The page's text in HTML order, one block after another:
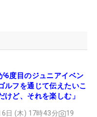
6度目のジュニアイベン
ルフを通じて伝えたいこ
けど、それを楽しむ」
日 (木) 17時43分 19